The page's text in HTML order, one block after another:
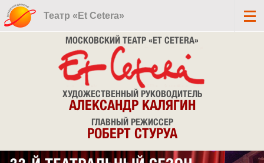
Театр «Et Cetera»
МОСКОВСКИЙ ТЕАТР «ET CETERA»
ХУДОЖЕСТВЕННЫЙ РУКОВОДИТЕЛЬ
АЛЕКСАНДР КАЛЯГИН
ГЛАВНЫЙ РЕЖИССЕР
РОБЕРТ СТУРУА